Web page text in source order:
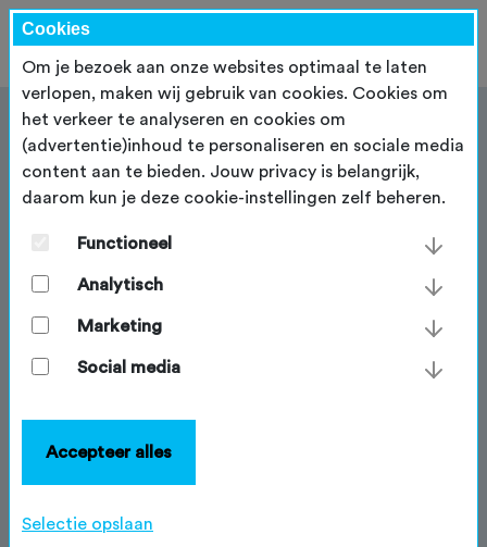
Meldpunt Veilige Sport
De NTFU staat voor een sociaal veilige sport. Is er
tijdens de beoefening van de wielersport of bij jou op
hoort? Dan kan je hier altijd met iemand over praten.
Niet alleen voor jezelf, maar ook om te voorkomen
dat zoiets mogelijk nog een keer gebeurt. Je kan
terecht bij het Meldpunt Veilige Sport van de NTFU.
Cookies
Om je bezoek aan onze websites optimaal te laten
verlopen, maken wij gebruik van cookies. Cookies om
het verkeer te analyseren en cookies om
(advertentie)inhoud te personaliseren en sociale media
content aan te bieden. Jouw privacy is belangrijk,
daarom kun je deze cookie-instellingen zelf beheren.
Functioneel
Analytisch
Marketing
Social media
Accepteer alles
Selectie opslaan